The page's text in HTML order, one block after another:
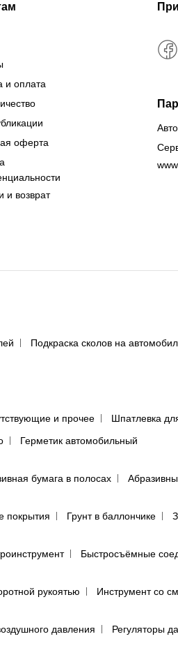
и оплата
оферта
и возврат
Подкраска сколов на
и прочее
Шпатлевка
Герметик автомобильный
бумага в полосах
покрытия Грунт в баллончике
Быстросъёмные
рукоятью
Инструмент со
давления
Регуляторы